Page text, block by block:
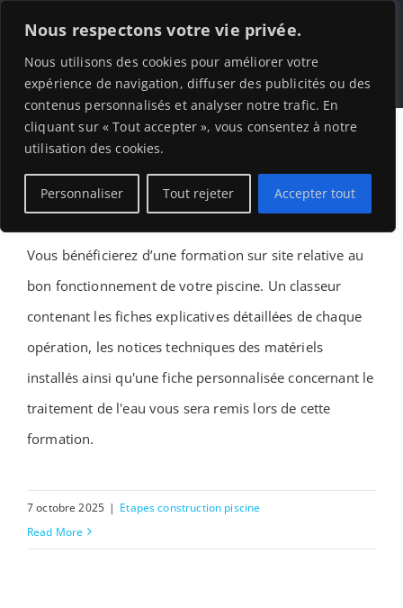
Nous respectons votre vie privée.
Nous utilisons des cookies pour améliorer votre
expérience de navigation, diffuser des publicités ou des
contenus personnalisés et analyser notre trafic. En
cliquant sur « Tout accepter », vous consentez à notre
utilisation des cookies.
Personnaliser Tout rejeter Accepter tout
Home
Construction Piscine
Rénovation Piscine
Nos Réalisations
A propos de nous
Contact
Formation client
Vous bénéficierez d’une formation sur site relative au
bon fonctionnement de votre piscine. Un classeur
contenant les fiches explicatives détaillées de chaque
opération, les notices techniques des matériels
installés ainsi qu'une fiche personnalisée concernant le
traitement de l'eau vous sera remis lors de cette
formation.
7 octobre 2025 | Etapes construction piscine
Read More